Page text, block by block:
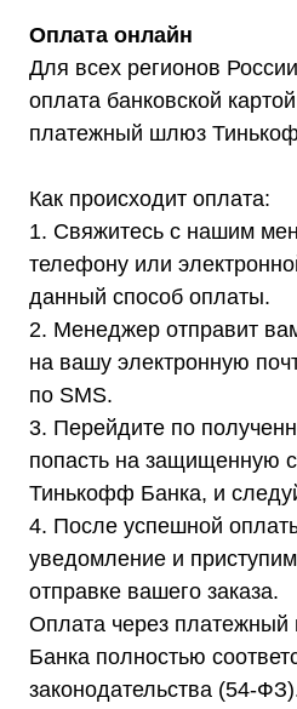
Оплата онлайн
Для всех регионов
оплата банковской
платежный шлюз
Как происходит оплата:
1. Свяжитесь с нашим
телефону или
данный способ оплаты.
2. Менеджер отправит
на вашу электронную
по SMS.
3. Перейдите по
попасть на защищенную
Тинькофф Банка, и
4. После успешной
уведомление и
отправке вашего заказа.
Оплата через
Банка полностью
законодательства (54-
Каталог